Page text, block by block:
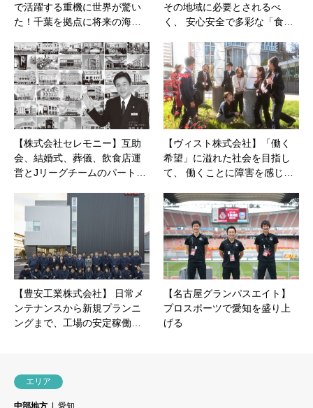
で活躍する重機に世界が驚い
た！千葉を拠点に将来の海…
その地域に必要とされるべ
く、 安心安全で多彩な「食…
【株式会社セレモニー】互助
会、結婚式、葬儀、飲食店運
営とJリーグチームのパート…
【ヴィスト株式会社】「働く
希望」に溢れた社会を目指し
て、 働くことに障害を感じ…
【豊安工業株式会社】 日常メ
ンテナンスから新規プランニ
ングまで、工場の安定稼働…
【名古屋グランパスエイト】
プロスポーツで愛知を盛り上
げる
エリア